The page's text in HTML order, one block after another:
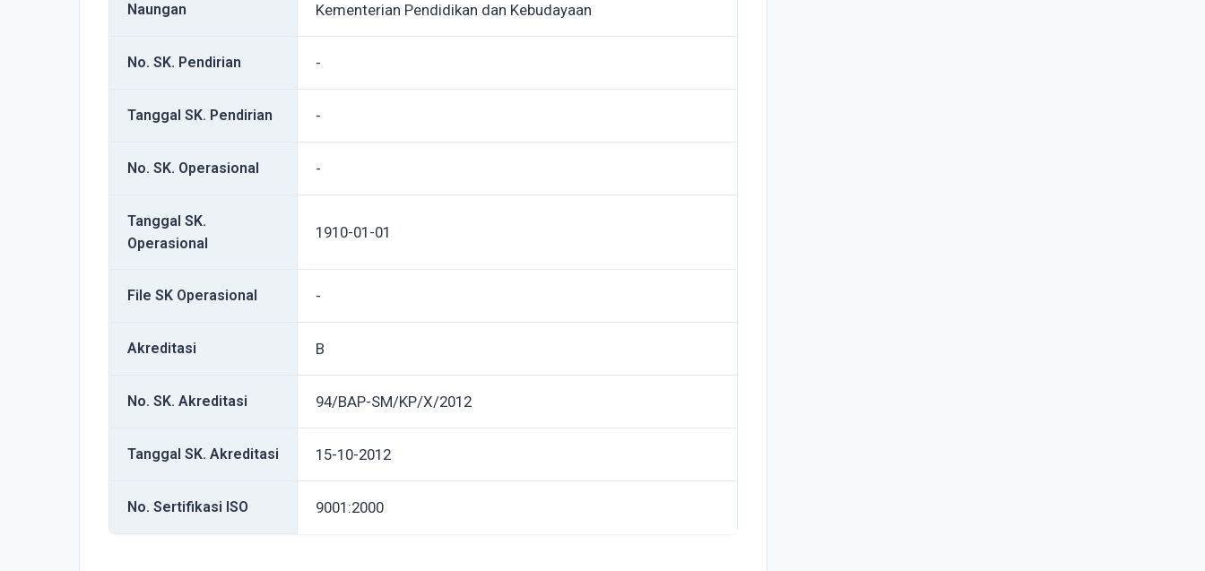
Naungan Kementerian Pendidikan dan Kebudayaan
No. SK. Pendirian -
Tanggal SK. Pendirian -
No. SK. Operasional -
Tanggal SK.
Operasional
1910-01-01
File SK Operasional -
Akreditasi B
No. SK. Akreditasi 94/BAP-SM/KP/X/2012
Tanggal SK. Akreditasi 15-10-2012
No. Sertifikasi ISO 9001:2000